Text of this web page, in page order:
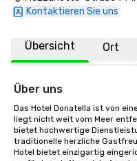
Kontaktieren Sie uns
Übersicht Ort
Über uns
Das Hotel Donatella ist von
liegt nicht weit vom Meer
bietet hochwertige
traditionelle herzliche
Hotel bietet einzigartig